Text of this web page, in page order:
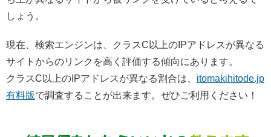
しょう。
現在、検索エンジンは、クラスC以上のIPアドレスが異なる
サイトからのリンクを高く評価する傾向にあります。
クラスC以上のIPアドレスが異なる割合は、 itomakihitode.jp
有料版で調査することが出来ます。ぜひご利用ください！